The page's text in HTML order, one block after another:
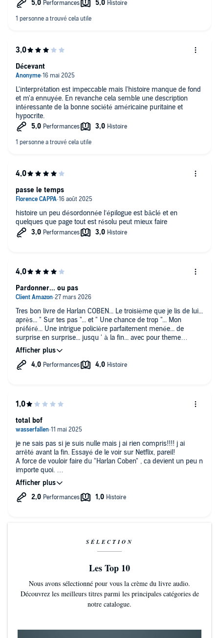
est devenue individualiste , en tout cas c'est ce qu'il dénonce, ,
, je le recommande
L'interprétation est impeccable mais l'histoire manque de fond
et m'a ennuyée. En revanche cela semble une description
intéressante de la bonne société américaine puritaine et
hypocrite.
Décevant
histoire un peu désordonnée l’épilogue est bâclé et en
quelques que page tout est résolu peut mieux faire
passe le temps
Tres bon livre de Harlan COBEN... Le troisième que je lis de lui...
après... " Sur tes pas "... et " Une chance de trop "... Mon
préféré... Une intrigue policière parfaitement menée... de
surprise en surprise... jusqu ' à la fin... avec pour theme
central... le pardon... Certains pardonnent... d' autres pas...
Autres thèmes importants... ceux de la calomnie et de la
rumeur... tares dont la médiocre humanité... souffre depuis
ne cherchant qu ' à crever l' ecran... de leur monstrueux ego...
à n ' importe quel prix... C' est une de ces journalistes à
sensation... qui est au coeur de l ' histoire... Pompier
incendiaire... prise dans un incendie... qu' elle a elle-meme
partie... des autres personnages... Une bien désolante
humanité... celle que nous montre l ' auteur... Egoiste... bien-
pensante... hypocrite... Chacun... tout juste capable de s'
apitoyer sur son propre sort... de la façon la plus obscène...
Deux ou trois emergent du lot... ceux qui auraient le plus de
raisons de se plaindre... Et eux-seuls savent pardonner...
Eux... et... Harlan COBEN ! ... qui pardonne à son " héroïne "...
vos lecteurs assidus n ' ont pas aimé ce livre... mais...
personnellement... je persiste et signe... c' est une vraie
La lecture est parfaitement en accord... Elle reste une lecture...
fidèle... qui ne tombe pas dans la sur-interpretation... trop
souvent de mise... chez d ' autres lecteurs...
Pardonner... ou pas
je ne sais pas si je suis nulle mais j ai rien compris!!!! j ai
arrêté avant la fin. Essayé de le voir sur Netflix, pareil!
A force de vouloir faire du "Harlan Coben" , ca devient un peu n
importe quoi.
A mon avis.
total bof
SÉLECTION
Les Top 10
Nous avons sélectionné pour vous la crème du livre audio.
Découvrez les meilleurs titres parmi les principales catégories de
notre catalogue.